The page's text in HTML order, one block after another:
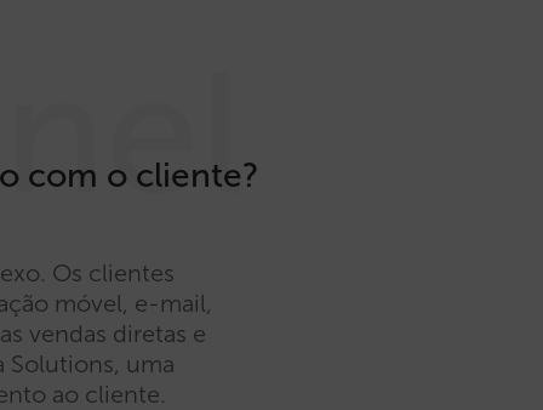
com o cliente?
Os clientes
móvel, e-mail,
vendas diretas e
Solutions, uma
ao cliente.